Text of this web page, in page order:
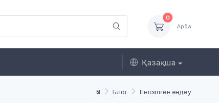
0
Арба
Қазақша
Үй Блог Енгізілген өңдеу